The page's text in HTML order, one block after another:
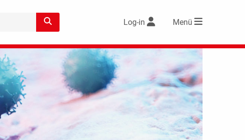
Log-in Menü